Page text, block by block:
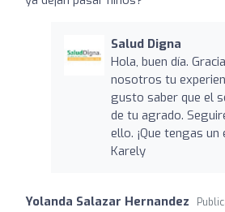
Salud Digna
Hola, buen día.
nosotros tu
gusto saber que el
de tu agrado.
ello. ¡Que tengas
Karely
Yolanda Salazar Hernandez